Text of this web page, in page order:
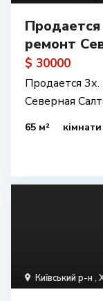
ремонт
$ 30000
Продается
Северная
65 м²
Київський р-н ,